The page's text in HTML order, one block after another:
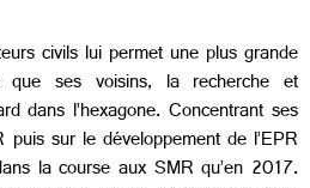
civils lui permet une plus grande
que ses voisins, la recherche et
dans l’hexagone. Concentrant ses
puis sur le développement de l’EPR
la course aux SMR qu’en 2017.